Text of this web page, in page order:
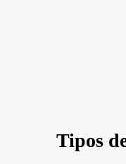
Tipos